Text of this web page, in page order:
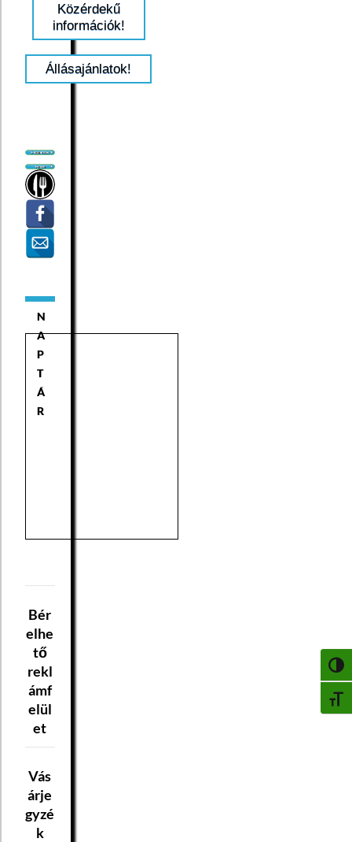
Közérdekű
információk!
Állásajánlatok!
N
A
P
T
Á
R
Bér
elhe
tő
rekl
ámf
elül
et
Vás
árje
gyzé
k